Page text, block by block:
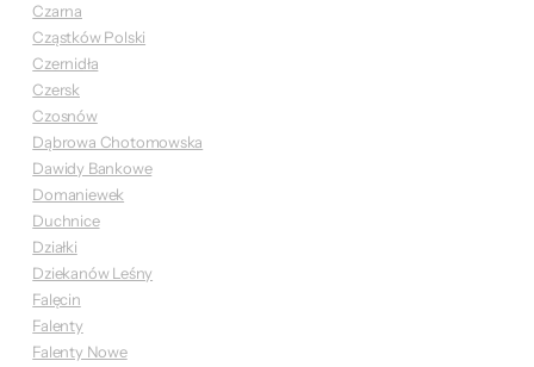
Czarna
Cząstków Polski
Czernidła
Czersk
Czosnów
Dąbrowa Chotomowska
Dawidy Bankowe
Domaniewek
Duchnice
Działki
Dziekanów Leśny
Falęcin
Falenty
Falenty Nowe